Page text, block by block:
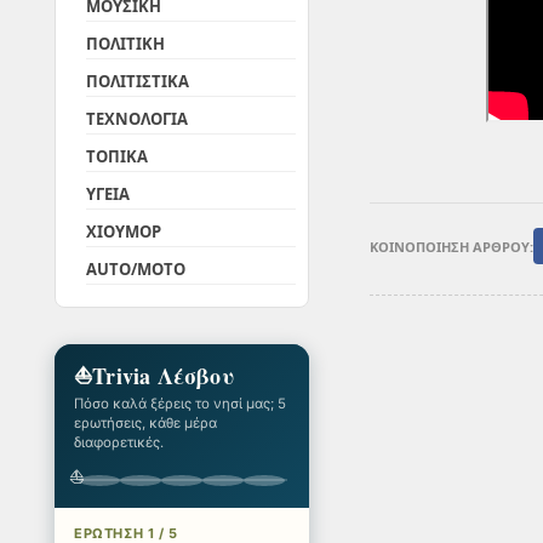
ΜΟΥΣΙΚΗ
ΠΟΛΙΤΙΚΗ
ΠΟΛΙΤΙΣΤΙΚΑ
ΤΕΧΝΟΛΟΓΙΑ
ΤΟΠΙΚΑ
ΥΓΕΙΑ
ΧΙΟΥΜΟΡ
AUTO/MOTO
⛵Trivia Λέσβου
Πόσο καλά ξέρεις το νησί μας; 5
ερωτήσεις, κάθε μέρα
διαφορετικές.
⛵
ΕΡΩΤΗΣΗ 1 / 5
ΚΟΙΝΟΠΟΙΗΣΗ ΑΡΘΡΟΥ: